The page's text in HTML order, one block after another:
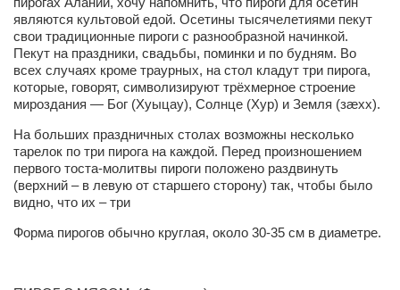
Экология
Здоровье
Здоровый образ жизни
Сам себе доктор
Активный отдых
Курьезы
Досье
Арт-менеджеры
являются культовой едой. Осетины тысячелетиями пекут
свои традиционные пироги с разнообразной начинкой.
Пекут на праздники, свадьбы, поминки и по будням. Во
всех случаях кроме траурных, на стол кладут три пирога,
которые, говорят, символизируют трёхмерное строение
мироздания — Бог (Хуыцау), Солнце (Хур) и Земля (зæхх).
На больших праздничных столах возможны несколько
тарелок по три пирога на каждой. Перед произношением
первого тоста-молитвы пироги положено раздвинуть
(верхний – в левую от старшего сторону) так, чтобы было
видно, что их – три
Форма пирогов обычно круглая, около 30-35 см в диаметре.